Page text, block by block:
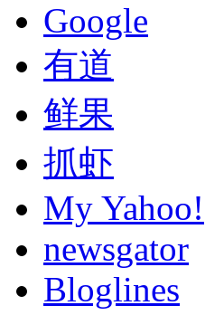
Google
有道
鲜果
抓虾
My Yahoo!
newsgator
Bloglines